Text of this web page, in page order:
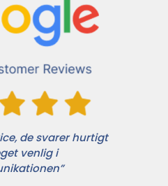
de svarer hurtigt
venlig i